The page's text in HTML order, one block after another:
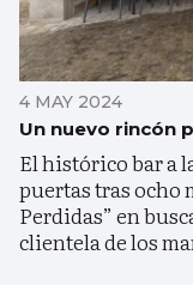
4 MAY 2024
Un nuevo rincón
El histórico bar a
puertas tras ocho
Perdidas” en
clientela de los